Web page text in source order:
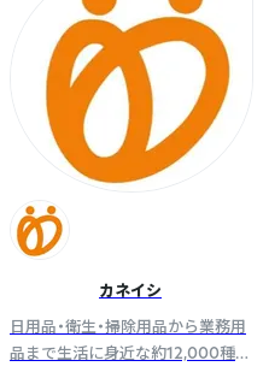
カネイシ
日用品・衛生・掃除用品から業務用
品まで生活に身近な約12,000種類